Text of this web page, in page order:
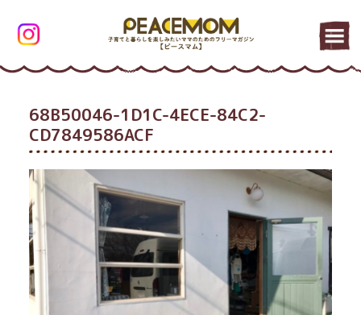
68B50046-1D1C-4ECE-84C2-
CD7849586ACF